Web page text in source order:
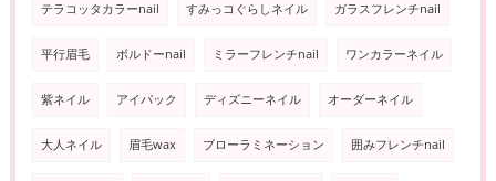
テラコッタカラーnail すみっコぐらしネイル ガラスフレンチnail
平行眉毛 ボルドーnail ミラーフレンチnail ワンカラーネイル
紫ネイル アイパック ディズニーネイル オーダーネイル
大人ネイル 眉毛wax ブローラミネーション 囲みフレンチnail